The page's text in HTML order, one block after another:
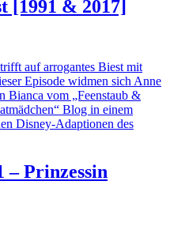
[1991 & 2017]
auf arrogantes Biest mit
Episode widmen sich Anne
Bianca vom „Feenstaub &
Blog in einem
Disney-Adaptionen des
– Prinzessin